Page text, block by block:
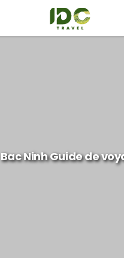
Bac Ninh Guide de